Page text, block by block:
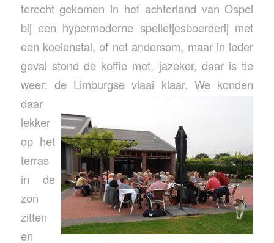
terecht gekomen in het achterland van Ospel
bij een hypermoderne spelletjesboerderij met
een koeienstal, of net andersom, maar in ieder
geval stond de koffie met, jazeker, daar is tie
weer: de Limburgse vlaai klaar.We konden
daar
lekker
op het
terras
in de
zon
zitten
en